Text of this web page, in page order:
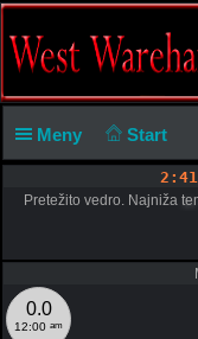
Meny Start
Pretežito vedro. Najniža
0.0
12:00am